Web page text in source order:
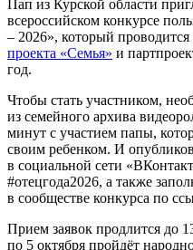
Пап из Курской области
всероссийском конкурсе
– 2026», который
проекта «Семья» и
год.
Чтобы стать участником,
из семейного архива
минут с участием папы,
своим ребенком. И
в социальной сети
#отецгода2026, а также
в сообществе конкурса по
Прием заявок продлится до
по 5 октября пройдёт